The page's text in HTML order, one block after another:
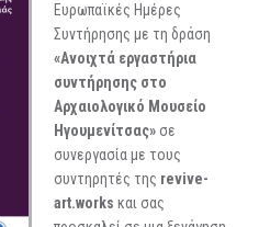
Ευρωπαϊκές Ημέρες
Συντήρησης με τη δράση
«Ανοιχτά εργαστήρια
συντήρησης στο
Αρχαιολογικό Μουσείο
Ηγουμενίτσας» σε
συνεργασία με τους
συντηρητές της revive-
art.works και σας